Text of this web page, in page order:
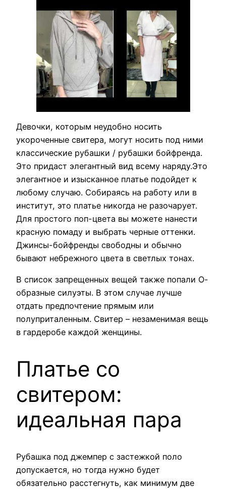
Девочки, которым неудобно носить
укороченные свитера, могут носить под ними
классические рубашки / рубашки бойфренда.
Это придаст элегантный вид всему наряду.Это
элегантное и изысканное платье подойдет к
любому случаю. Собираясь на работу или в
институт, это платье никогда не разочарует.
Для простого поп-цвета вы можете нанести
красную помаду и выбрать черные оттенки.
Джинсы-бойфренды свободны и обычно
бывают небрежного цвета в светлых тонах.
В список запрещенных вещей также попали О-
образные силуэты. В этом случае лучше
отдать предпочтение прямым или
полуприталенным. Свитер – незаменимая вещь
в гардеробе каждой женщины.
Платье со
свитером:
идеальная пара
Рубашка под джемпер с застежкой поло
допускается, но тогда нужно будет
обязательно расстегнуть, как минимум две